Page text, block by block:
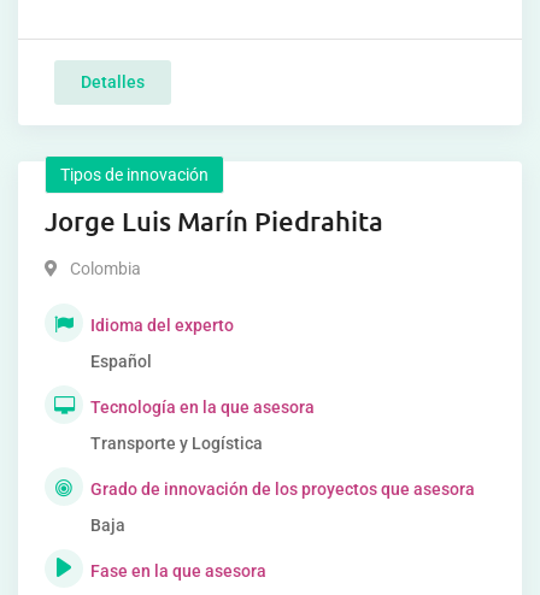
Detalles
Tipos de innovación
Jorge Luis Marín Piedrahita
Colombia
Idioma del experto
Español
Tecnología en la que asesora
Transporte y Logística
Grado de innovación de los proyectos que asesora
Baja
Fase en la que asesora